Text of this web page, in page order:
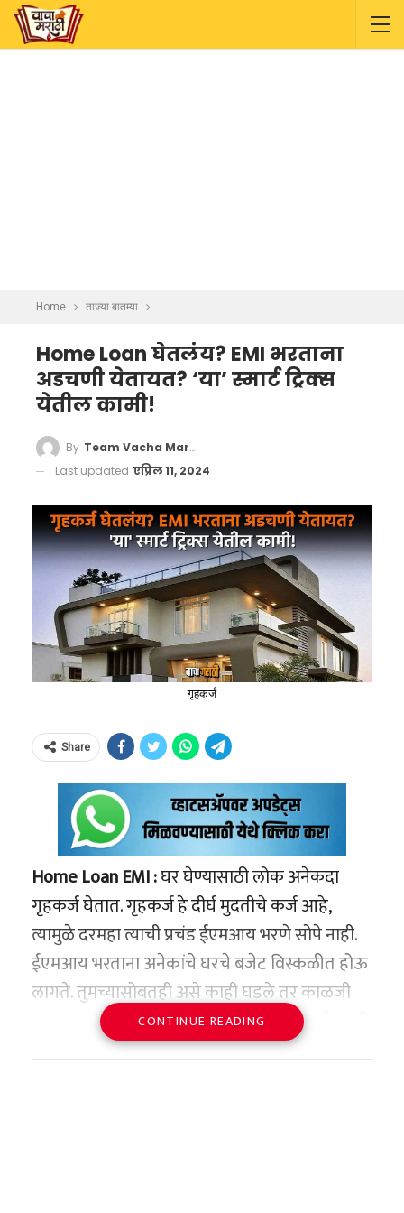
Home ताज्या बातम्या
Home Loan घेतलंय? EMI भरताना
अडचणी येतायत? ‘या’ स्मार्ट ट्रिक्स
येतील कामी!
By Team Vacha Marathi
Last updated एप्रिल 11, 2024
गृहकर्ज
Share
Home Loan EMI :घर घेण्यासाठी लोक अनेकदा
गृहकर्ज घेतात. गृहकर्ज हे दीर्घ मुदतीचे कर्ज आहे,
त्यामुळे दरमहा त्याची प्रचंड ईएमआय भरणे सोपे नाही.
ईएमआय भरताना अनेकांचे घरचे बजेट विस्कळीत होऊ
लागते. तुमच्यासोबतही असे काही घडले तर काळजी
करू नका. येथे जाणून घ्या त्या स्मार्ट ट्रिक्स ज्याद्वारे तुम्ही
तुमचा ईएमआय कमी करू शकता.
CONTINUE READING